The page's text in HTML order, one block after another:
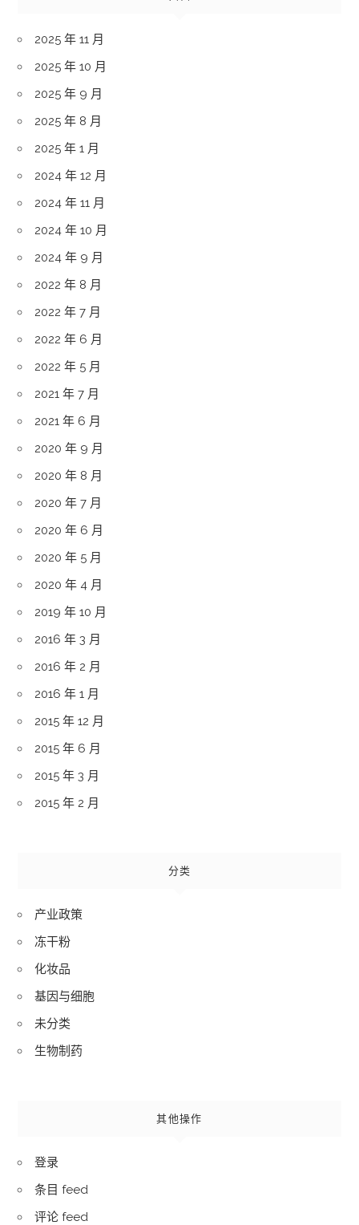
2025 年 11 月
2025 年 10 月
2025 年 9 月
2025 年 8 月
2025 年 1 月
2024 年 12 月
2024 年 11 月
2024 年 10 月
2024 年 9 月
2022 年 8 月
2022 年 7 月
2022 年 6 月
2022 年 5 月
2021 年 7 月
2021 年 6 月
2020 年 9 月
2020 年 8 月
2020 年 7 月
2020 年 6 月
2020 年 5 月
2020 年 4 月
2019 年 10 月
2016 年 3 月
2016 年 2 月
2016 年 1 月
2015 年 12 月
2015 年 6 月
2015 年 3 月
2015 年 2 月
分类
产业政策
冻干粉
化妆品
基因与细胞
未分类
生物制药
其他操作
登录
条目 feed
评论 feed